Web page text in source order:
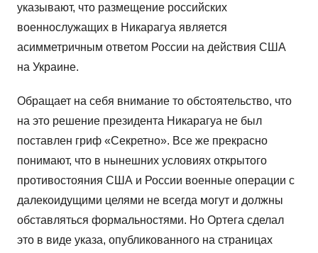
указывают, что размещение российских
военнослужащих в Никарагуа является
асимметричным ответом России на действия США
на Украине.
Обращает на себя внимание то обстоятельство, что
на это решение президента Никарагуа не был
поставлен гриф «Секретно». Все же прекрасно
понимают, что в нынешних условиях открытого
противостояния США и России военные операции с
далекоидущими целями не всегда могут и должны
обставляться формальностями. Но Ортега сделал
это в виде указа, опубликованного на страницах